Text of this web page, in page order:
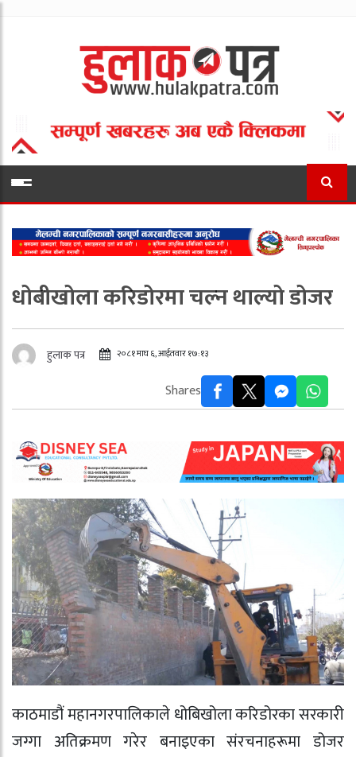
धोबीखोला करिडोरमा चल्‍न थाल्यो डोजर
हुलाक पत्र २०८१ माघ ६, आईतवार १७:१३
Shares
काठमाडौं महानगरपालिकाले धोबिखोला करिडोरका सरकारी
जग्गा अतिक्रमण गरेर बनाइएका संरचनाहरूमा डोजर